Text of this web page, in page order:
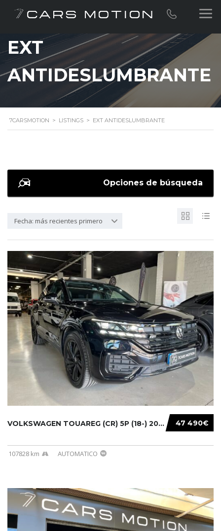
EXT
ANTIDESLUMBRANTE
7CARSMOTION > LISTINGS > EXT ANTIDESLUMBRANTE
Opciones de búsqueda
Fecha: más recientes primero
47 490€
VOLKSWAGEN TOUAREG (CR) 5P (18-) 2021...
107828 km AUTOMATICO